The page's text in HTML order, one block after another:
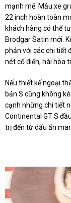
mạnh mẽ. Mẫu xe
22 inch hoàn toàn
khách hàng có thể
Brodgar Satin mới.
phản với các chi tiết
nét cổ điển, hài hòa
Nếu thiết kế ngoại
bản S cũng không
cạnh những chi tiết
Continental GT S
trị đến từ dấu ấn